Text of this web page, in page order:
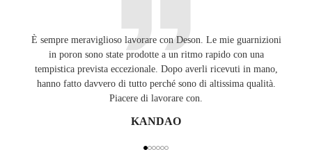
È sempre meraviglioso lavorare con Deson. Le mie guarnizioni
in poron sono state prodotte a un ritmo rapido con una
tempistica prevista eccezionale. Dopo averli ricevuti in mano,
hanno fatto davvero di tutto perché sono di altissima qualità.
Piacere di lavorare con.
KANDAO